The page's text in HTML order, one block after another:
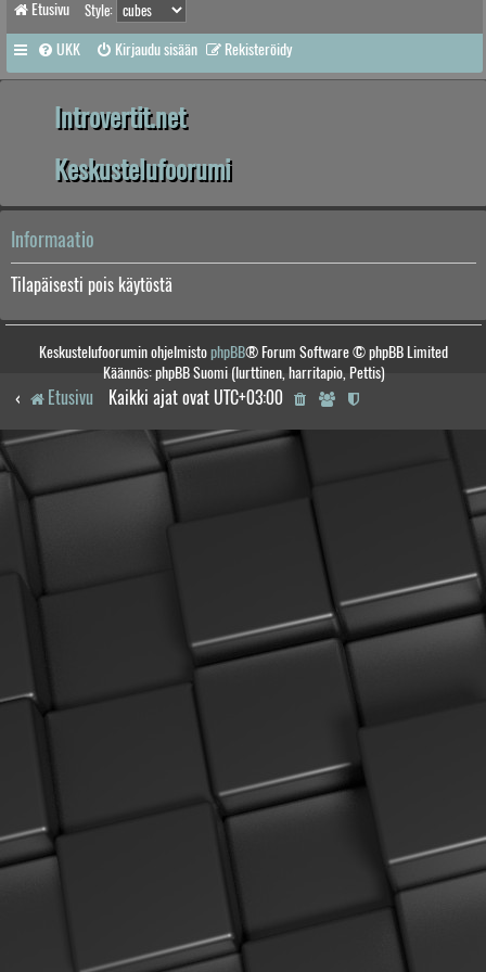
Etusivu Style:
UKK Kirjaudu sisään Rekisteröidy
Introvertit.net
Keskustelufoorumi
Informaatio
Tilapäisesti pois käytöstä
Keskustelufoorumin ohjelmistophpBB® Forum Software © phpBB Limited
Käännös: phpBB Suomi (lurttinen, harritapio, Pettis)
Etusivu Kaikki ajat ovat UTC+03:00